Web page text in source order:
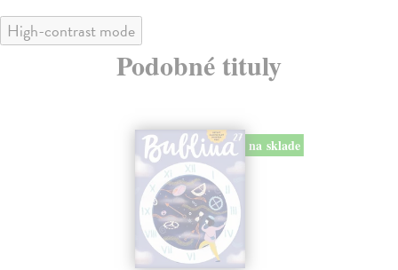
High-contrast mode
Podobné tituly
na sklade